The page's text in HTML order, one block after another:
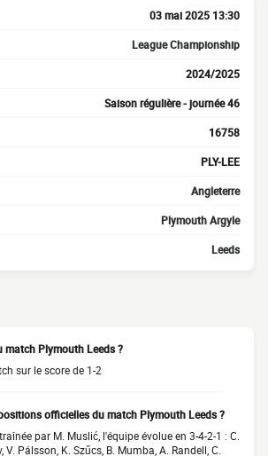
03 mai 2025 13:30
League Championship
2024/2025
Saison régulière - journée 46
16758
PLY-LEE
Angleterre
Plymouth Argyle
Leeds
match Plymouth Leeds ?
sur le score de 1-2
officielles du match Plymouth Leeds ?
par M. Muslić, l'équipe évolue en 3-4-2-1 : C.
V. Pálsson, K. Szűcs, B. Mumba, A. Randell, C.